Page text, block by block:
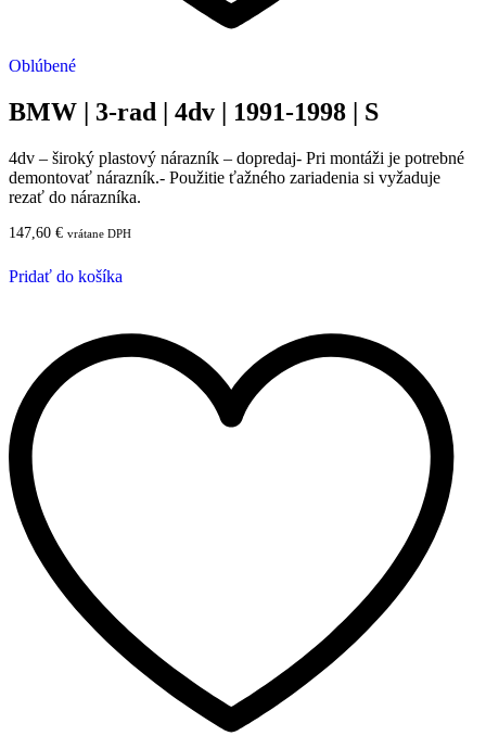
Oblúbené
BMW | 3-rad | 4dv | 1991-1998 | S
4dv – široký plastový nárazník – dopredaj- Pri montáži je potrebné
demontovať nárazník.- Použitie ťažného zariadenia si vyžaduje
rezať do nárazníka.
147,60 € vrátane DPH
Pridať do košíka